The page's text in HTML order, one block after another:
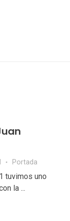
Portada
tuvimos uno
la ...